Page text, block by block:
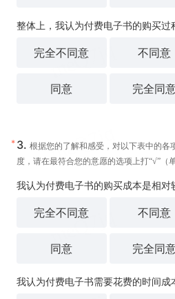
整体上，我认为付费电子书的购买过
完全不同意 不同意
同意 完全同
* 3. 根据您的了解和感受，对以下表中的各
度，请在最符合您的意愿的选项上打“√”（
我认为付费电子书的购买成本是相对
完全不同意 不同意
同意 完全同
我认为付费电子书需要花费的时间成